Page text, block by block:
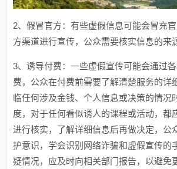
2、假冒官方：有些虚假信息可能会冒充
方渠道进行宣传，公众需要核实信息的来
3、诱导付费：一些虚假宣传可能会通过
费，公众在付费前需要了解清楚服务的详
临任何涉及金钱、个人信息或决策的情况
度，对于任何看似诱人的课程或活动，都
进行核实，了解详细信息后再做决定，公
护意识，学会识别网络诈骗和虚假宣传的
疑情况，应及时向相关部门报告，以避免